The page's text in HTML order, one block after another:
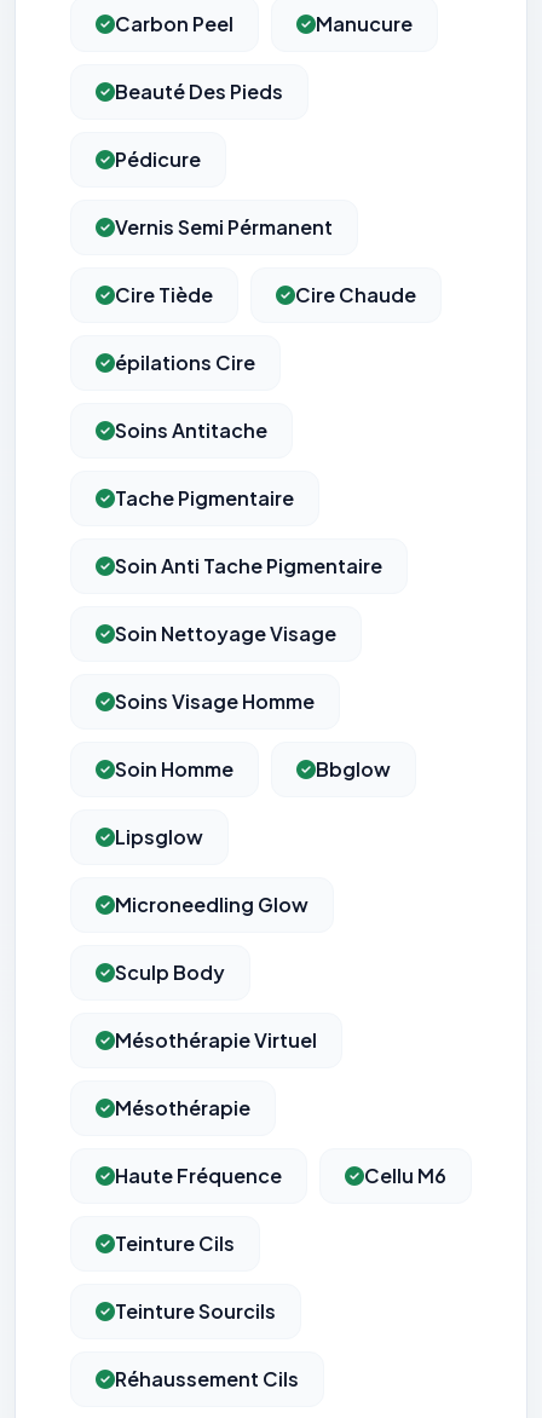
Carbon Peel Manucure
Beauté Des Pieds
Pédicure
Vernis Semi Pérmanent
Cire Tiède Cire Chaude
épilations Cire
Soins Antitache
Tache Pigmentaire
Soin Anti Tache Pigmentaire
Soin Nettoyage Visage
Soins Visage Homme
Soin Homme Bbglow
Lipsglow
Microneedling Glow
Sculp Body
Mésothérapie Virtuel
Mésothérapie
Haute Fréquence Cellu M6
Teinture Cils
Teinture Sourcils
Réhaussement Cils